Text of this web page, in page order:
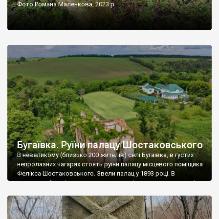
Фото Романа Маленкова, 2023 р.
Бугаївка. Руїни палацу Шостаковського
В невеликому (близько 200 жителів) селі Бугаївка, в густих
непролазних чагарях стоять руїни палацу місцевого поміщика
Фелікса Шостаковського. Звели палац у 1893 році. В
радянський період у ньому спочатку містилася школа, потім
століття тут розмістили туберкульозну лікарню. Коли із
палацу виїхала лікарня – ми точно не […]